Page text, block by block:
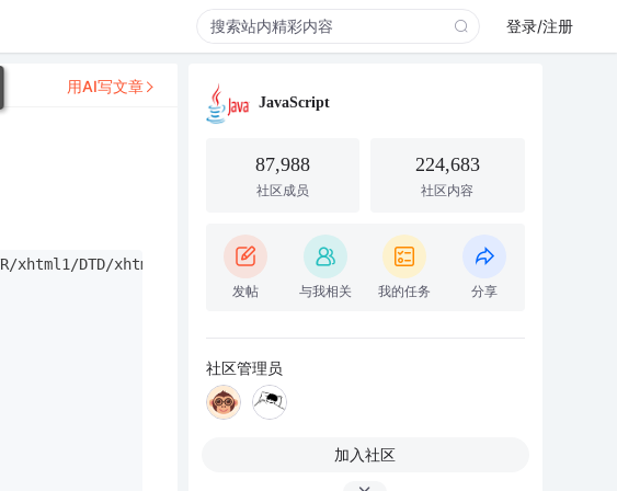
登录/注册
xhtml1/DTD/xhtml1-transitional.dtd">
用AI写文章
JavaScript
87,988
社区成员
224,683
社区内容
发帖 与我相关 我的任务 分享
社区管理员
加入社区